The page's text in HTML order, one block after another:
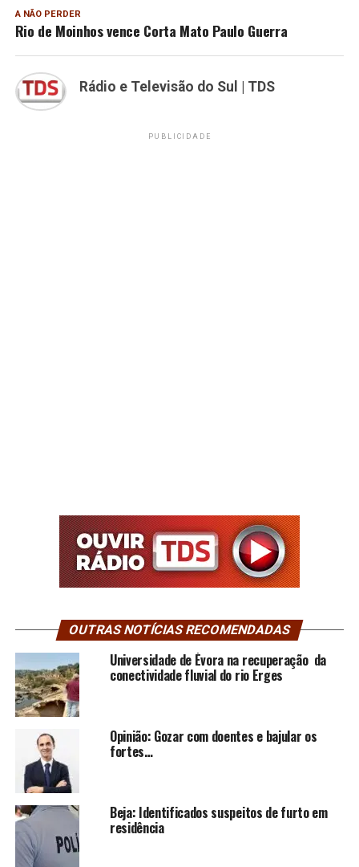
A NÃO PERDER
Rio de Moinhos vence Corta Mato Paulo Guerra
Rádio e Televisão do Sul | TDS
PUBLICIDADE
OUTRAS NOTÍCIAS RECOMENDADAS
Universidade de Évora na recuperação da
conectividade fluvial do rio Erges
Opinião: Gozar com doentes e bajular os
fortes…
Beja: Identificados suspeitos de furto em
residência